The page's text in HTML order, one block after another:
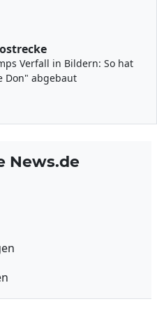
Verfall in Bildern: So hat
Don" abgebaut
News.de